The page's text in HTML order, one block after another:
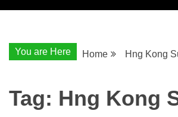
You are Here Home Hng Kong
Tag: Hng Kong